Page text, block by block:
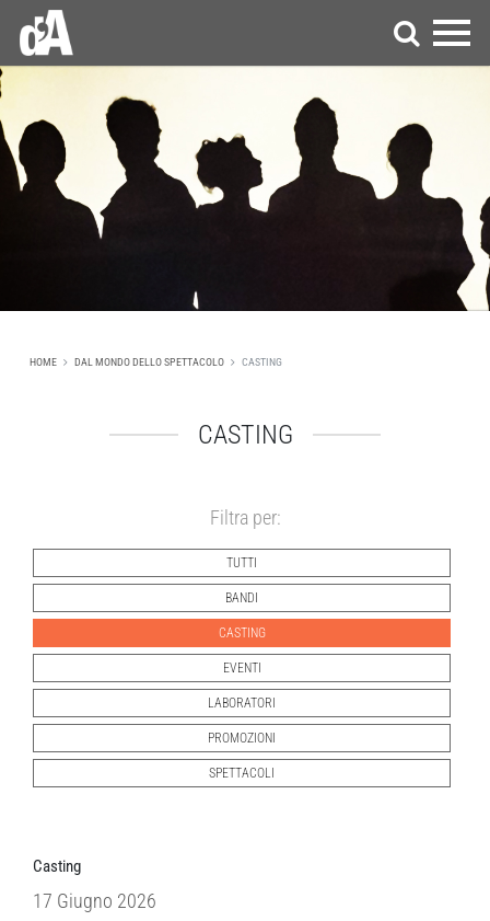
HOME DAL MONDO DELLO SPETTACOLO CASTING
CASTING
Filtra per:
TUTTI
BANDI
CASTING
EVENTI
LABORATORI
PROMOZIONI
SPETTACOLI
Casting
17 Giugno 2026